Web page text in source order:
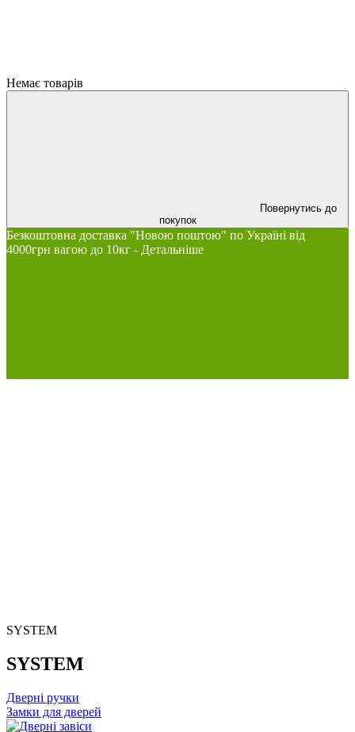
Немає товарів
Повернутись до
покупок
Безкоштовна доставка "Новою поштою" по Україні від
4000грн вагою до 10кг - Детальніше
SYSTEM
SYSTEM
Дверні ручки
Замки для дверей